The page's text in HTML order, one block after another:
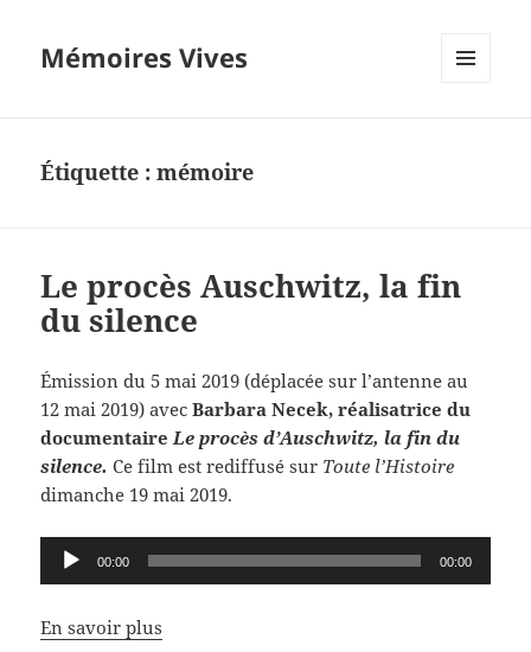
Mémoires Vives
Étiquette :mémoire
Le procès Auschwitz, la fin
du silence
Émission du 5 mai 2019 (déplacée sur l’antenne au
12 mai 2019) avecBarbara Necek, réalisatrice du
documentaireLe procès d’Auschwitz, la fin du
silence.Ce film est rediffusé sur Toute l’Histoire
dimanche 19 mai 2019.
Lecteur
audio
00:00 00:00
En savoir plus